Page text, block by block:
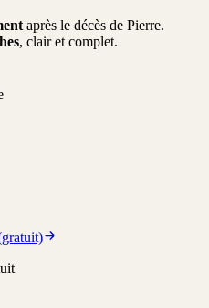
après le décès de Pierre.
, clair et complet.